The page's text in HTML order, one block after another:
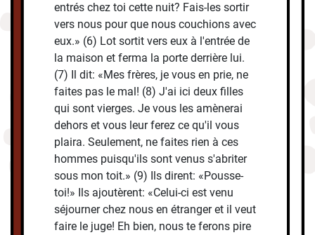
entrés chez toi cette nuit? Fais-les sortir
vers nous pour que nous couchions avec
eux.» (6) Lot sortit vers eux à l'entrée de
la maison et ferma la porte derrière lui.
(7) Il dit: «Mes frères, je vous en prie, ne
faites pas le mal! (8) J'ai ici deux filles
qui sont vierges. Je vous les amènerai
dehors et vous leur ferez ce qu'il vous
plaira. Seulement, ne faites rien à ces
hommes puisqu'ils sont venus s'abriter
sous mon toit.» (9) Ils dirent: «Pousse-
toi!» Ils ajoutèrent: «Celui-ci est venu
séjourner chez nous en étranger et il veut
faire le juge! Eh bien, nous te ferons pire